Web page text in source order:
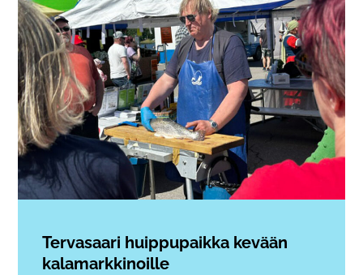
Tervasaari huippupaikka kevään
kalamarkkinoille